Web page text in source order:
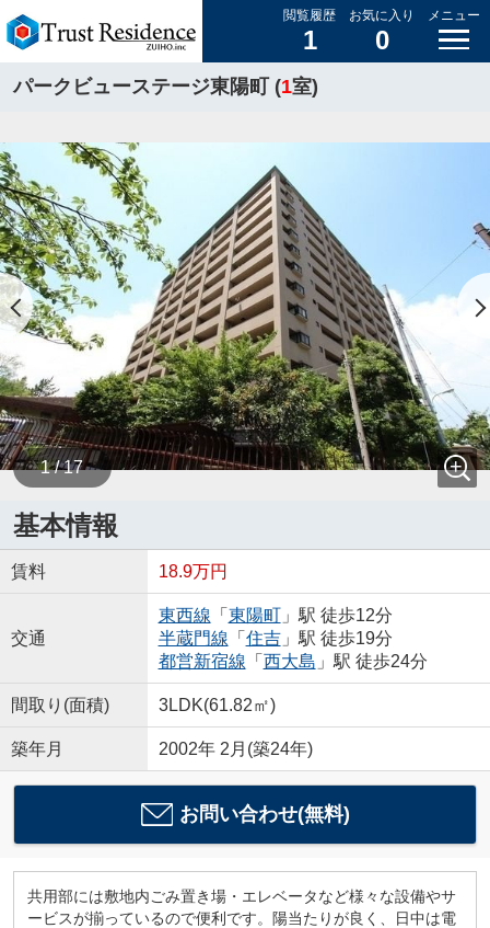
閲覧履歴
1
お気に入り
0
メニュー
パークビューステージ東陽町 (1室)
1 / 17
基本情報
賃料 18.9万円
交通
東西線 「 東陽町」駅 徒歩12分
半蔵門線 「 住吉」駅 徒歩19分
都営新宿線 「 西大島 」駅 徒歩24分
間取り(面積) 3LDK(61.82㎡)
築年月 2002年 2月(築24年)
お問い合わせ(無料)
共用部には敷地内ごみ置き場・エレベータなど様々な設備やサ
ービスが揃っているので便利です。陽当たりが良く、日中は電